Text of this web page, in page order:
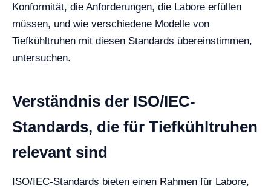
Konformität, die Anforderungen, die Labore erfüllen
müssen, und wie verschiedene Modelle von
Tiefkühltruhen mit diesen Standards übereinstimmen,
untersuchen.
Verständnis der ISO/IEC-
Standards, die für Tiefkühltruhen
relevant sind
ISO/IEC-Standards bieten einen Rahmen für Labore,